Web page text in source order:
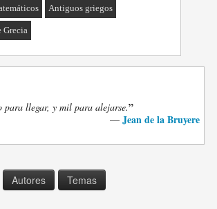
Antiguos griegos
Grecia
para llegar, y mil para alejarse.”
— Jean de la Bruyere
Autores Temas